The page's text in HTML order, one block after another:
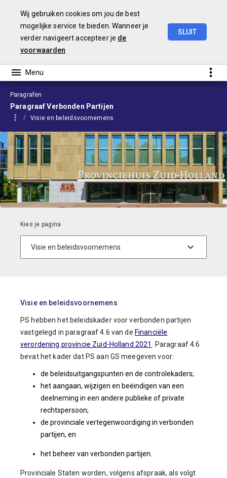
Wij gebruiken cookies om jou de best
mogelijke service te bieden. Wanneer je
verder navigeert accepteer je de
voorwaarden
SLUIT
Paragrafen
Paragraaf Verbonden Partijen
Visie en beleidsvoornemens
Visie en beleidsvoornemens
PS hebben het beleidskader voor verbonden partijen
vastgelegd in paragraaf 4.6 van de Financiële
verordening provincie Zuid-Holland 2021
. Paragraaf 4.6
bevat het kader dat PS aan GS meegeven voor:
de beleidsuitgangspunten en de controlekaders;
het aangaan, wijzigen en beëindigen van een
deelneming in een andere publieke of private
rechtspersoon;
de provinciale vertegenwoordiging in verbonden
partijen, en
het beheer van verbonden partijen.
Provinciale Staten worden, volgens afspraak, als volgt